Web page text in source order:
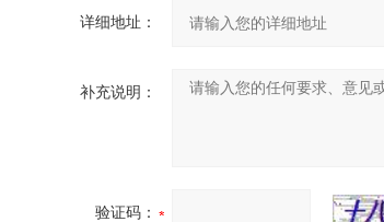
详细地址：
补充说明：
验证码：